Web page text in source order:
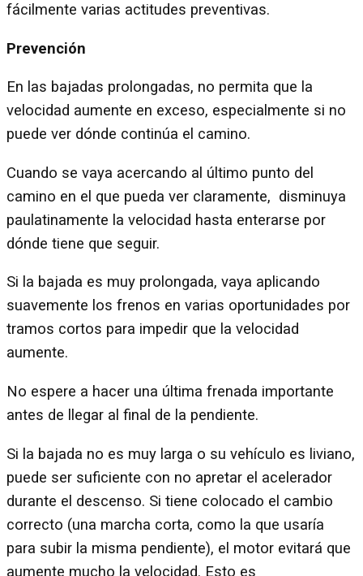
fácilmente varias actitudes preventivas.
Prevención
En las bajadas prolongadas, no permita que la
velocidad aumente en exceso, especialmente si no
puede ver dónde continúa el camino.
Cuando se vaya acercando al último punto del
camino en el que pueda ver claramente, disminuya
paulatinamente la velocidad hasta enterarse por
dónde tiene que seguir.
Si la bajada es muy prolongada, vaya aplicando
suavemente los frenos en varias oportunidades por
tramos cortos para impedir que la velocidad
aumente.
No espere a hacer una última frenada importante
antes de llegar al final de la pendiente.
Si la bajada no es muy larga o su vehículo es liviano,
puede ser suficiente con no apretar el acelerador
durante el descenso. Si tiene colocado el cambio
correcto (una marcha corta, como la que usaría
para subir la misma pendiente), el motor evitará que
aumente mucho la velocidad. Esto es